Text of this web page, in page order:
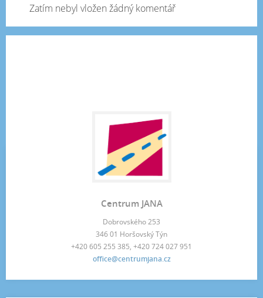
Zatím nebyl vložen žádný komentář
Centrum JANA
Dobrovského 253
346 01 Horšovský Týn
+420 605 255 385, +420 724 027 951
office@centrumjana.cz